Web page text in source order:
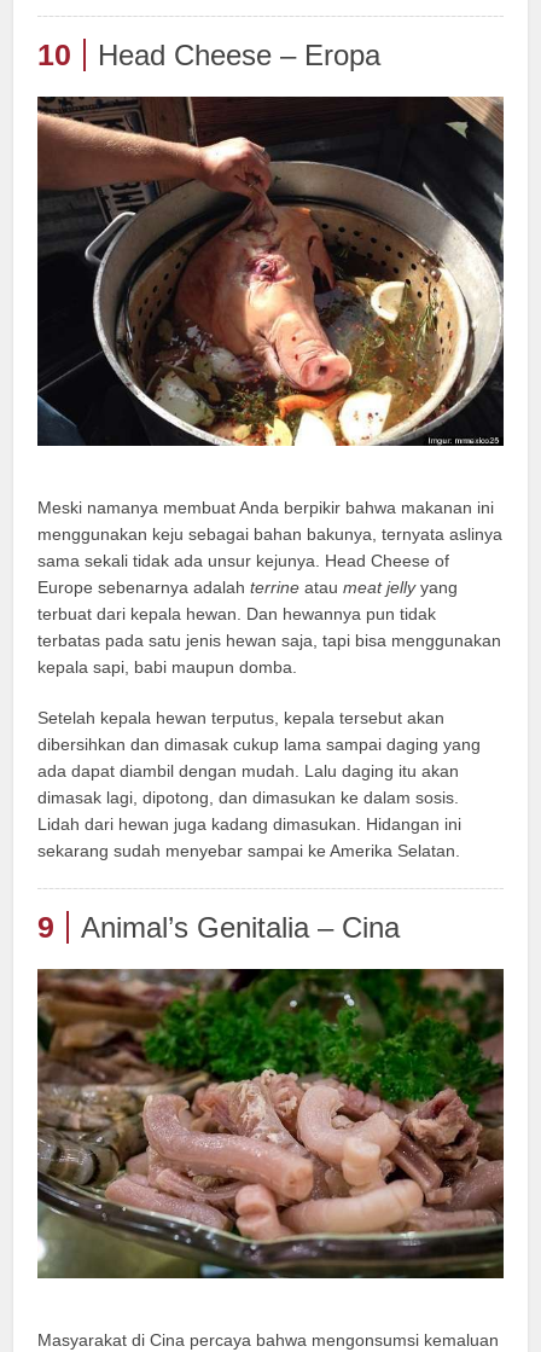
10 Head Cheese – Eropa
Meski namanya membuat Anda berpikir bahwa makanan ini
menggunakan keju sebagai bahan bakunya, ternyata aslinya
sama sekali tidak ada unsur kejunya. Head Cheese of
Europe sebenarnya adalahterrineataumeat jellyyang
terbuat dari kepala hewan. Dan hewannya pun tidak
terbatas pada satu jenis hewan saja, tapi bisa menggunakan
kepala sapi, babi maupun domba.
Setelah kepala hewan terputus, kepala tersebut akan
dibersihkan dan dimasak cukup lama sampai daging yang
ada dapat diambil dengan mudah. Lalu daging itu akan
dimasak lagi, dipotong, dan dimasukan ke dalam sosis.
Lidah dari hewan juga kadang dimasukan. Hidangan ini
sekarang sudah menyebar sampai ke Amerika Selatan.
9 Animal’s Genitalia – Cina
Masyarakat di Cina percaya bahwa mengonsumsi kemaluan